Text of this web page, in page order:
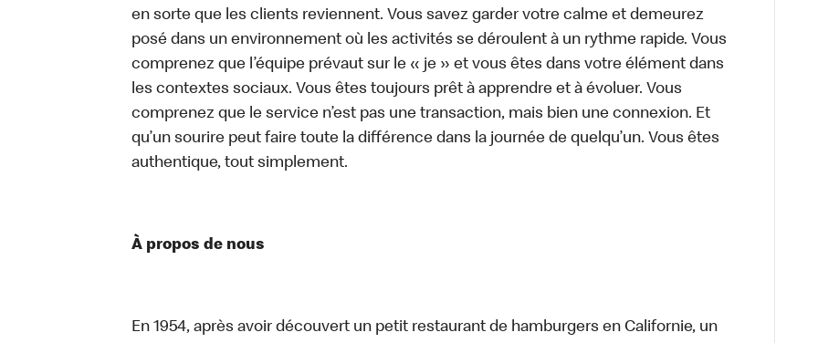
en sorte que les clients reviennent. Vous savez garder votre calme et demeurez
posé dans un environnement où les activités se déroulent à un rythme rapide. Vous
comprenez que l’équipe prévaut sur le « je » et vous êtes dans votre élément dans
les contextes sociaux. Vous êtes toujours prêt à apprendre et à évoluer. Vous
comprenez que le service n’est pas une transaction, mais bien une connexion. Et
qu’un sourire peut faire toute la différence dans la journée de quelqu’un. Vous êtes
authentique, tout simplement.
À propos de nous
En 1954, après avoir découvert un petit restaurant de hamburgers en Californie, un